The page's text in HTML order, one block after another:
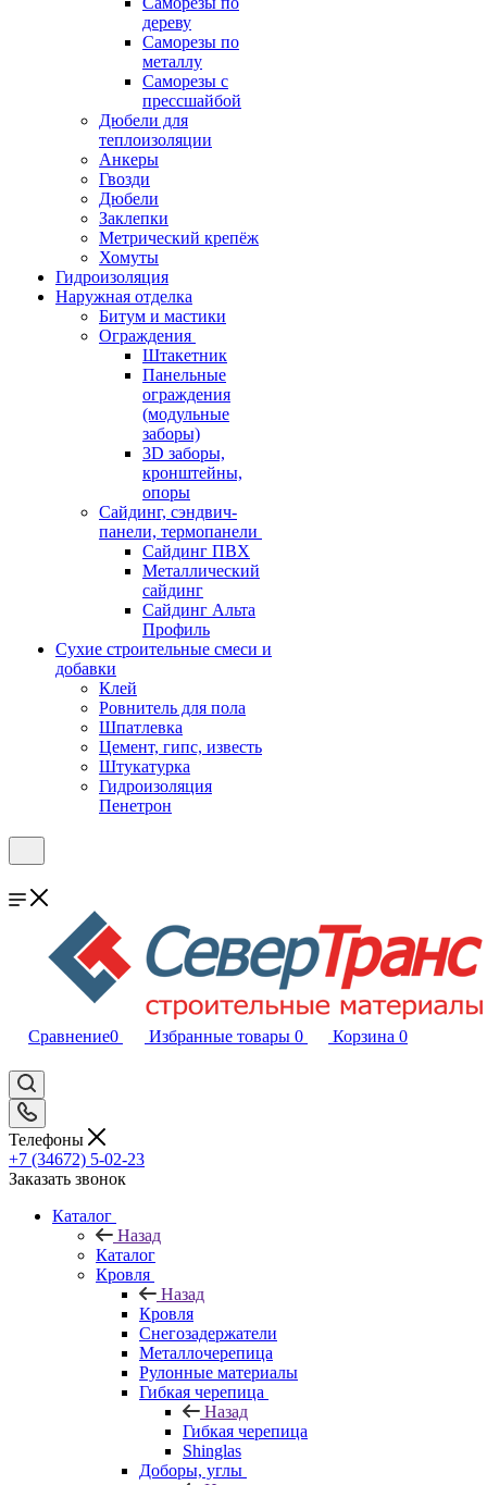
дереву
Саморезы по
металлу
Саморезы с
прессшайбой
Дюбели для
теплоизоляции
Анкеры
Гвозди
Дюбели
Заклепки
Метрический крепёж
Хомуты
Гидроизоляция
Наружная отделка
Битум и мастики
Ограждения
Штакетник
Панельные
ограждения
(модульные
заборы)
3D заборы,
кронштейны,
опоры
Cайдинг, сэндвич-
панели, термопанели
Сайдинг ПВХ
Металлический
сайдинг
Сайдинг Альта
Профиль
Сухие строительные смеси и
добавки
Клей
Ровнитель для пола
Шпатлевка
Цемент, гипс, известь
Штукатурка
Гидроизоляция
Пенетрон
Сравнение0 Избранные товары 0 Корзина 0
Телефоны
+7 (34672) 5-02-23
Заказать звонок
Каталог
Назад
Каталог
Кровля
Назад
Кровля
Снегозадержатели
Металлочерепица
Рулонные материалы
Гибкая черепица
Назад
Гибкая черепица
Shinglas
Доборы, углы